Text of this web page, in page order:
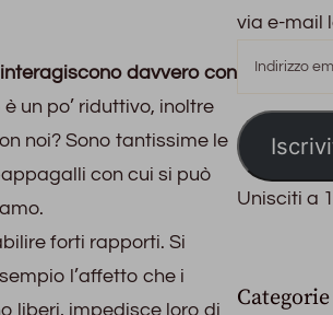
davvero con
un po’ riduttivo, inoltre
noi? Sono tantissime le
con cui si può
forti rapporti. Si
l’affetto che i
liberi, impedisce loro di
via e-mail
email
Unisciti a
Categorie